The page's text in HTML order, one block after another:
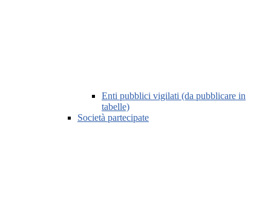
Enti pubblici vigilati (da pubblicare in
tabelle)
Società partecipate